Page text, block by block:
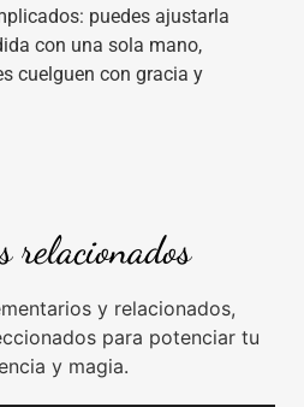
puedes ajustarla
con una sola mano,
cuelguen con gracia y
relacionados
y relacionados,
para potenciar tu
y magia.